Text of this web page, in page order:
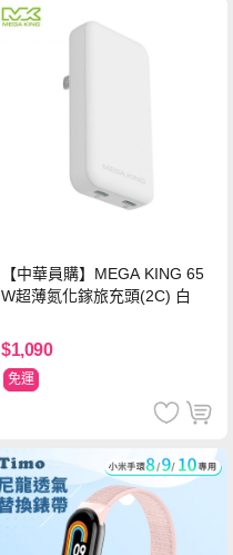
【中華員購】MEGA KING 65
W超薄氮化鎵旅充頭(2C) 白
$1,090
免運